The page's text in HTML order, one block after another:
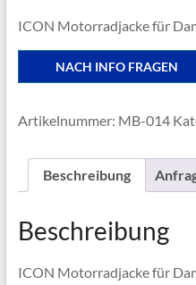
ICON Motorradjacke für
NACH INFO FRAGEN
Artikelnummer: MB-014
Beschreibung
Beschreibung
ICON Motorradjacke für